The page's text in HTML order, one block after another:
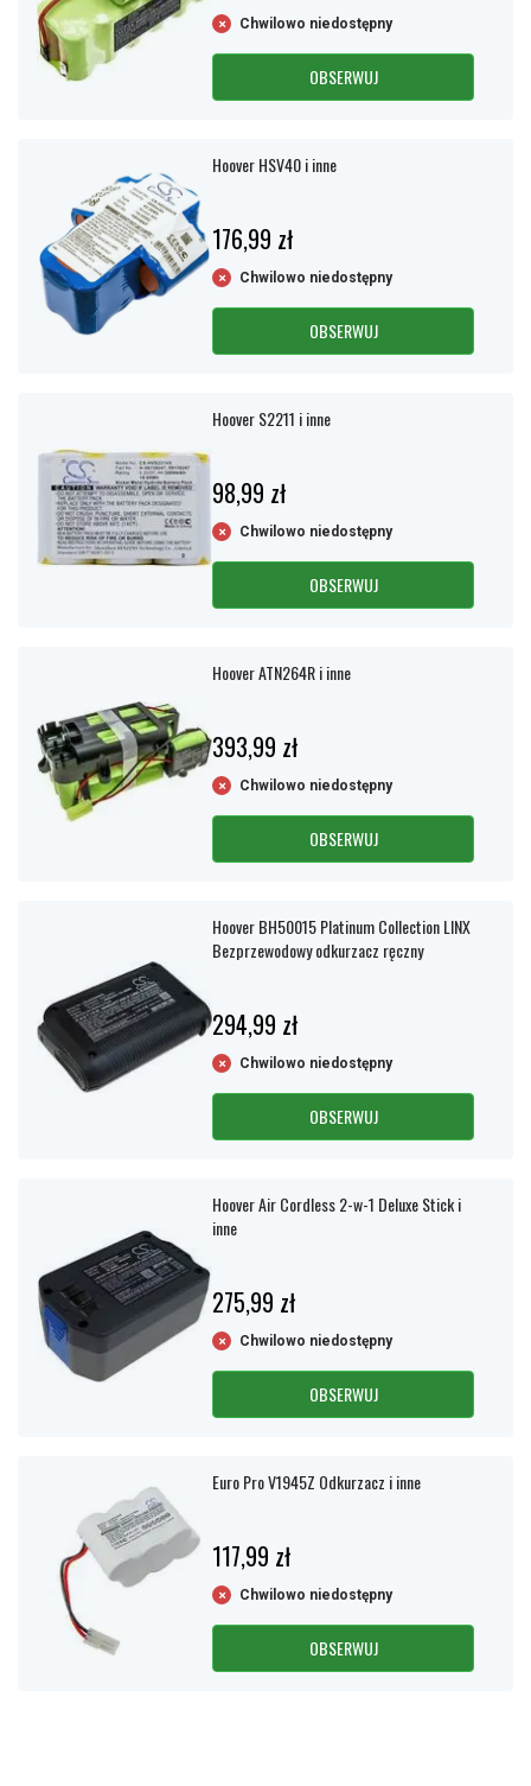
Chwilowo niedostępny
OBSERWUJ
Hoover HSV40 i inne
176,99 zł
Chwilowo niedostępny
OBSERWUJ
Hoover S2211 i inne
98,99 zł
Chwilowo niedostępny
OBSERWUJ
Hoover ATN264R i inne
393,99 zł
Chwilowo niedostępny
OBSERWUJ
Hoover BH50015 Platinum Collection LINX
Bezprzewodowy odkurzacz ręczny
294,99 zł
Chwilowo niedostępny
OBSERWUJ
Hoover Air Cordless 2-w-1 Deluxe Stick i
inne
275,99 zł
Chwilowo niedostępny
OBSERWUJ
Euro Pro V1945Z Odkurzacz i inne
117,99 zł
Chwilowo niedostępny
OBSERWUJ